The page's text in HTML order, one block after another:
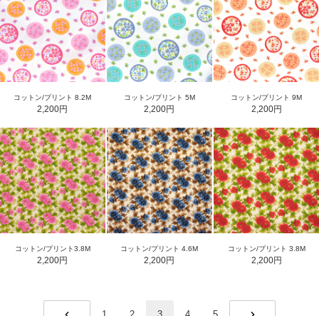
コットン/プリント 8.2M
2,200円
コットン/プリント 5M
2,200円
コットン/プリント 9M
2,200円
コットン/プリント3.8M
2,200円
コットン/プリント 4.6M
2,200円
コットン/プリント 3.8M
2,200円